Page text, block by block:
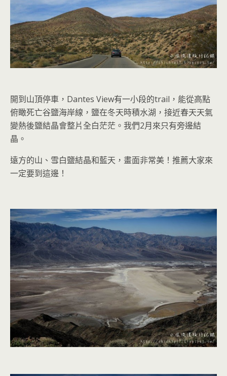
開到山頂停車， Dantes View有一小段的trail ，能從高點
俯瞰死亡谷鹽海岸線，鹽在冬天時積水湖，接近春天天氣
變熱後鹽結晶會整片全白茫茫。我們2月來只有旁邊結
晶。
遠方的山、雪白鹽結晶和藍天，畫面非常美！推薦大家來
一定要到這邊！